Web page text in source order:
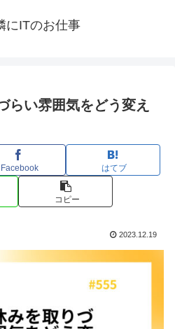
にITのお仕事
らい雰囲気をどう変え
Facebook はてブ
コピー
2023.12.19